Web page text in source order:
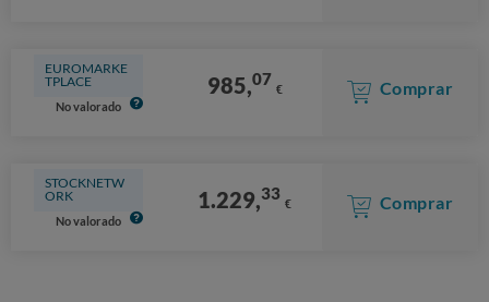
EUROMARKE
TPLACE
No valorado
985,07 € Comprar
STOCKNETW
ORK
No valorado
1.229,33 € Comprar